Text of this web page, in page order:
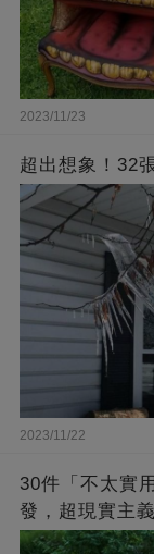
2023/11/23
超出想象！32
2023/11/22
30件「不太實
發，超現實主